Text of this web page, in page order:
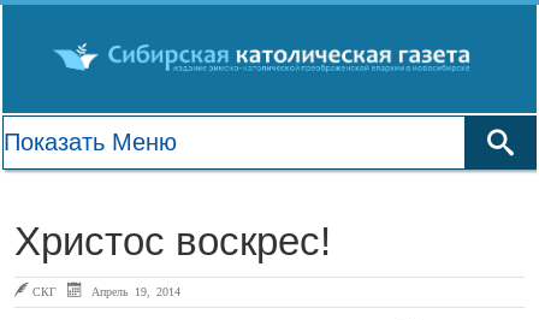
Христос воскрес!
СКГ Апрель 19, 2014